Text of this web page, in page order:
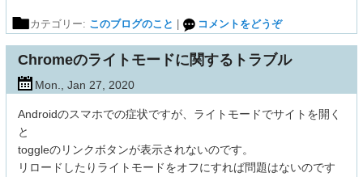
カテゴリー: このブログのこと コメントをどうぞ
Chromeのライトモードに関するトラブル
Mon., Jan 27, 2020
Androidのスマホでの症状ですが、ライトモードでサイトを開く
と
toggleのリンクボタンが表示されないのです。
リロードしたりライトモードをオフにすれば問題はないのです